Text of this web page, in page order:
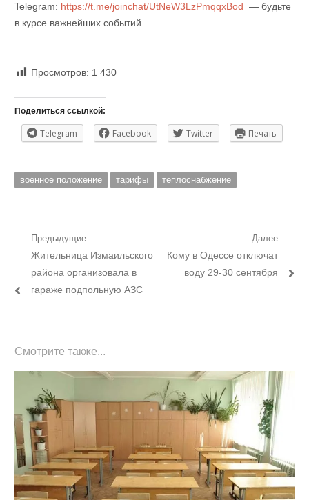
Telegram: https://t.me/joinchat/UtNeW3LzPmqqxBod — будьте
в курсе важнейших событий.
Просмотров: 1 430
Поделиться ссылкой:
Telegram Facebook Twitter Печать
военное положение тарифы теплоснабжение
Навигация
записям
Предыдущие
Предыдущий
пост:
Жительница Измаильского
района организовала в
гараже подпольную АЗС
Далее
Следующий
пост:
Кому в Одессе отключат
воду 29-30 сентября
Смотрите также...